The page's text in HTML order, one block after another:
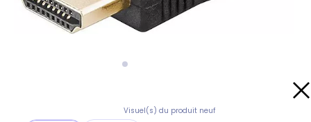
Visuel(s) du produit neuf